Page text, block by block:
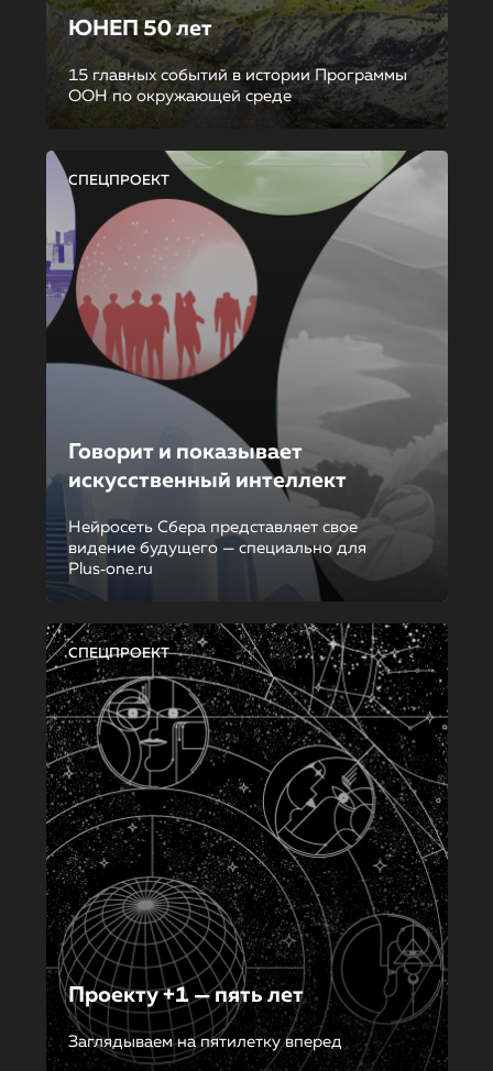
ЮНЕП 50 лет
15 главных событий в истории Программы
ООН по окружающей среде
СПЕЦПРОЕКТ
Говорит и показывает
искусственный интеллект
Нейросеть Сбера представляет свое
видение будущего — специально для
Plus‑one.ru
СПЕЦПРОЕКТ
Проекту +1 — пять лет
Заглядываем на пятилетку вперед